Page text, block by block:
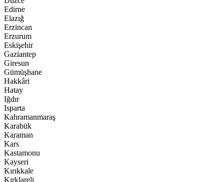
Edirne
Elazığ
Erzincan
Erzurum
Eskişehir
Gaziantep
Giresun
Gümüşhane
Hakkâri
Hatay
Iğdır
Isparta
Kahramanmaraş
Karabük
Karaman
Kars
Kastamonu
Kayseri
Kırıkkale
Kırklareli